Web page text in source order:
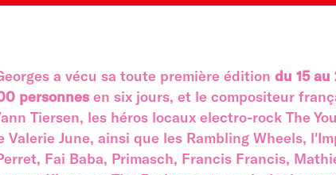
a vécu sa toute première édition du 15
personnesen six jours, et le compositeur
Tiersen, les héros locaux electro-rock The
Valerie June, ainsi que les Rambling Wheels,
Fai Baba, Primasch, Francis Francis,